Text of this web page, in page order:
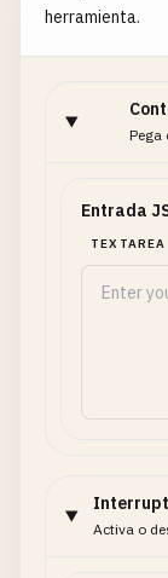
herramienta.
Pega
Entrada
TEXTAREA
Activa o